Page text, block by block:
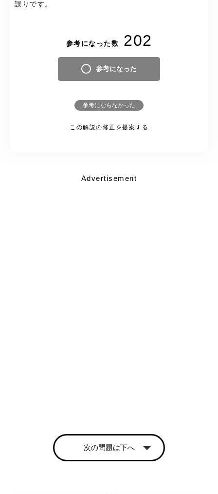
誤りです。
参考になった数 202
参考になった
参考にならなかった
この解説の修正を提案する
Advertisement
次の問題は下へ